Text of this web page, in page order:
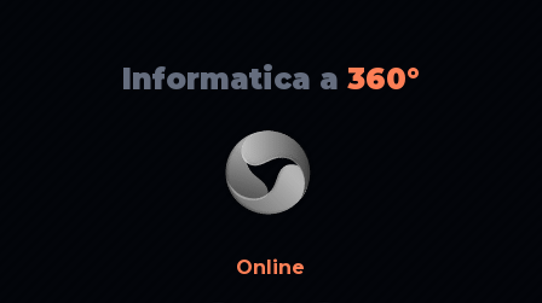
Informatica a 360°
Online